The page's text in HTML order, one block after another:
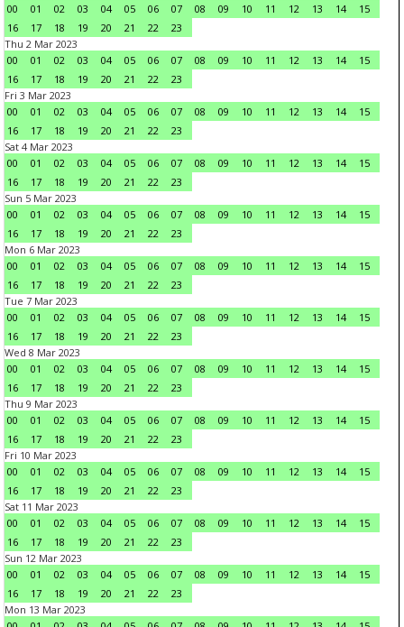
00
01 02 03 04 05 06 07 08 09 10 11 12 13 14
15
16
17 18 19 20 21 22
23
Thu 2 Mar 2023
00
01 02 03 04 05 06 07 08 09 10 11 12 13 14
15
16
17 18 19 20 21 22
23
Fri 3 Mar 2023
00
01 02 03 04 05 06 07 08 09 10 11 12 13 14
15
16
17 18 19 20 21 22
23
Sat 4 Mar 2023
00
01 02 03 04 05 06 07 08 09 10 11 12 13 14
15
16
17 18 19 20 21 22
23
Sun 5 Mar 2023
00
01 02 03 04 05 06 07 08 09 10 11 12 13 14
15
16
17 18 19 20 21 22
23
Mon 6 Mar 2023
00
01 02 03 04 05 06 07 08 09 10 11 12 13 14
15
16
17 18 19 20 21 22
23
Tue 7 Mar 2023
00
01 02 03 04 05 06 07 08 09 10 11 12 13 14
15
16
17 18 19 20 21 22
23
Wed 8 Mar 2023
00
01 02 03 04 05 06 07 08 09 10 11 12 13 14
15
16
17 18 19 20 21 22
23
Thu 9 Mar 2023
00
01 02 03 04 05 06 07 08 09 10 11 12 13 14
15
16
17 18 19 20 21 22
23
Fri 10 Mar 2023
00
01 02 03 04 05 06 07 08 09 10 11 12 13 14
15
16
17 18 19 20 21 22
23
Sat 11 Mar 2023
00
01 02 03 04 05 06 07 08 09 10 11 12 13 14
15
16
17 18 19 20 21 22
23
Sun 12 Mar 2023
00
01 02 03 04 05 06 07 08 09 10 11 12 13 14
15
16
17 18 19 20 21 22
23
Mon 13 Mar 2023